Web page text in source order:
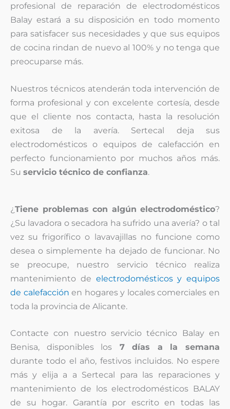
profesional de reparación de electrodomésticos
Balay estará a su disposición en todo momento
para satisfacer sus necesidades y que sus equipos
de cocina rindan de nuevo al 100% y no tenga que
preocuparse más.
Nuestros técnicos atenderán toda intervención de
forma profesional y con excelente cortesía, desde
que el cliente nos contacta, hasta la resolución
exitosa de la avería. Sertecal deja sus
electrodomésticos o equipos de calefacción en
perfecto funcionamiento por muchos años más.
Su servicio técnico de confianza.
¿Tiene problemas con algún electrodoméstico?
¿Su lavadora o secadora ha sufrido una avería? o tal
vez su frigorífico o lavavajillas no funcione como
desea o simplemente ha dejado de funcionar. No
se preocupe, nuestro servicio técnico realiza
mantenimiento de electrodomésticos y equipos
de calefacción en hogares y locales comerciales en
toda la provincia de Alicante.
Contacte con nuestro servicio técnico Balay en
Benisa, disponibles los 7 días a la semana
durante todo el año, festivos incluidos. No espere
más y elija a a Sertecal para las reparaciones y
mantenimiento de los electrodomésticos BALAY
de su hogar. Garantía por escrito en todas las